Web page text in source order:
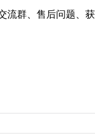
流群、售后问题、